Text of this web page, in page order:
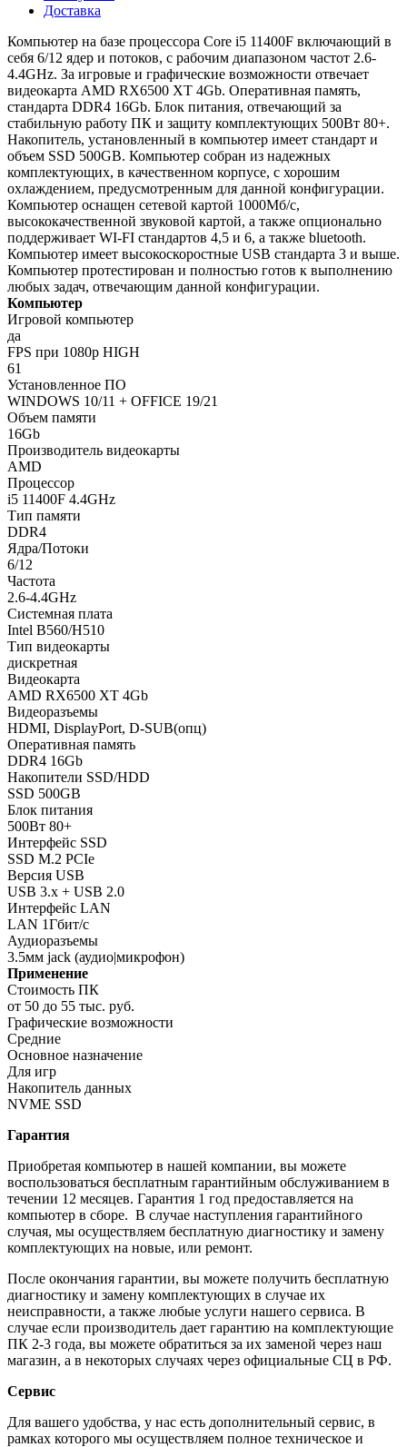
Доставка
Компьютер на базе процессора Core i5 11400F включающий в
себя 6/12 ядер и потоков, с рабочим диапазоном частот 2.6-
4.4GHz. За игровые и графические возможности отвечает
видеокарта AMD RX6500 XT 4Gb. Оперативная память,
стандарта DDR4 16Gb. Блок питания, отвечающий за
стабильную работу ПК и защиту комплектующих 500Вт 80+.
Накопитель, установленный в компьютер имеет стандарт и
объем SSD 500GB. Компьютер собран из надежных
комплектующих, в качественном корпусе, с хорошим
охлаждением, предусмотренным для данной конфигурации.
Компьютер оснащен сетевой картой 1000Мб/с,
высококачественной звуковой картой, а также опционально
поддерживает WI-FI стандартов 4,5 и 6, а также bluetooth.
Компьютер имеет высокоскоростные USB стандарта 3 и выше.
Компьютер протестирован и полностью готов к выполнению
любых задач, отвечающим данной конфигурации.
Компьютер
Игровой компьютер
да
FPS при 1080p HIGH
61
Установленное ПО
WINDOWS 10/11 + OFFICE 19/21
Объем памяти
16Gb
Производитель видеокарты
AMD
Процессор
i5 11400F 4.4GHz
Тип памяти
DDR4
Ядра/Потоки
6/12
Частота
2.6-4.4GHz
Системная плата
Intel B560/H510
Тип видеокарты
дискретная
Видеокарта
AMD RX6500 XT 4Gb
Видеоразъемы
HDMI, DisplayPort, D-SUB(опц)
Оперативная память
DDR4 16Gb
Накопители SSD/HDD
SSD 500GB
Блок питания
500Вт 80+
Интерфейс SSD
SSD M.2 PCIe
Версия USB
USB 3.x + USB 2.0
Интерфейс LAN
LAN 1Гбит/с
Аудиоразъемы
3.5мм jack (аудио|микрофон)
Применение
Стоимость ПК
от 50 до 55 тыс. руб.
Графические возможности
Средние
Основное назначение
Для игр
Накопитель данных
NVME SSD
Гарантия
Приобретая компьютер в нашей компании, вы можете
воспользоваться бесплатным гарантийным обслуживанием в
течении 12 месяцев. Гарантия 1 год предоставляется на
компьютер в сборе. В случае наступления гарантийного
случая, мы осуществляем бесплатную диагностику и замену
комплектующих на новые, или ремонт.
После окончания гарантии, вы можете получить бесплатную
диагностику и замену комплектующих в случае их
неисправности, а также любые услуги нашего сервиса. В
случае если производитель дает гарантию на комплектующие
ПК 2-3 года, вы можете обратиться за их заменой через наш
магазин, а в некоторых случаях через официальные СЦ в РФ.
Сервис
Для вашего удобства, у нас есть дополнительный сервис, в
рамках которого мы осуществляем полное техническое и